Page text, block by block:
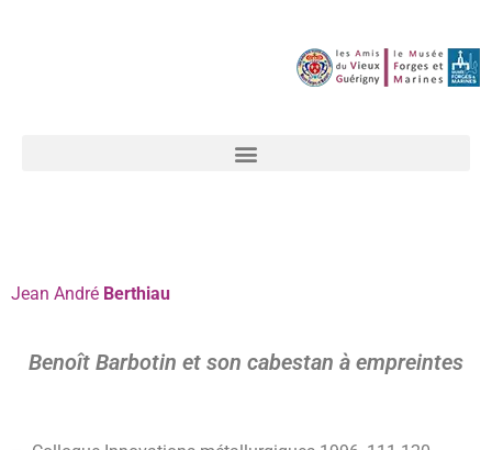
Jean André Berthiau
Benoît Barbotin et son cabestan à empreintes